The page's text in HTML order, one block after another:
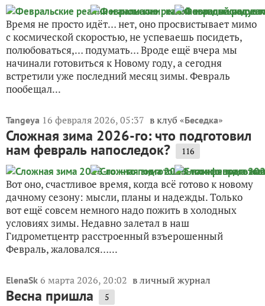
Время не просто идёт… нет, оно просвистывает мимо
с космической скоростью, не успеваешь посидеть,
полюбоваться,… подумать… Вроде ещё вчера мы
начинали готовиться к Новому году, а сегодня
встретили уже последний месяц зимы. Февраль
пообещал...
Tangeya 16 февраля 2026, 05:37 в клуб «Беседка»
Сложная зима 2026-го: что подготовил
нам февраль напоследок? 116
Вот оно, счастливое время, когда всё готово к новому
дачному сезону: мысли, планы и надежды. Только
вот ещё совсем немного надо пожить в холодных
условиях зимы. Недавно залетал в наш
Гидрометцентр расстроенный взъерошенный
Февраль, жаловался…...
ElenaSk 6 марта 2026, 20:02 в личный журнал
Весна пришла 5